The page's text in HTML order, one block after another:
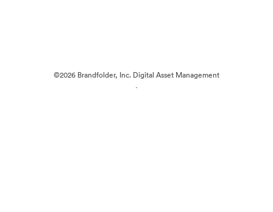
©2026 Brandfolder, Inc. Digital Asset Management
·